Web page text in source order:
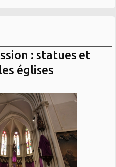
: statues et
églises